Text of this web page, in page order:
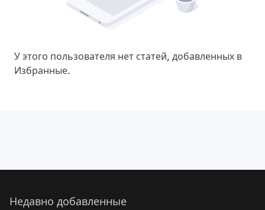
У этого пользователя нет статей, добавленных в
Избранные.
Недавно добавленные